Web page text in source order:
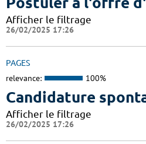
Afficher le filtrage
26/02/2025 17:26
PAGES
relevance: 100%
Candidature
Afficher le filtrage
26/02/2025 17:26